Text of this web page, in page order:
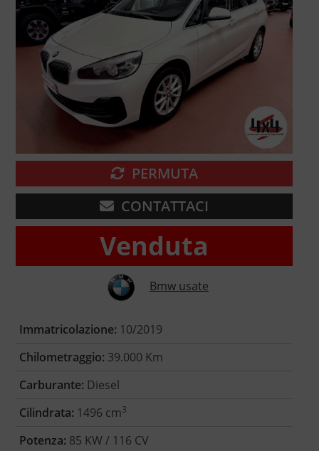
PERMUTA
CONTATTACI
Venduta
Bmw usate
Immatricolazione: 10/2019
Chilometraggio: 39.000 Km
Carburante: Diesel
Cilindrata: 1496 cm3
Potenza: 85 KW / 116 CV